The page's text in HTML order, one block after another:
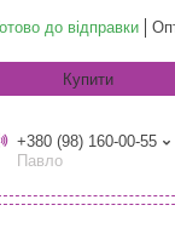
до відправки
Купити
+380 (98) 160-00-55
Павло